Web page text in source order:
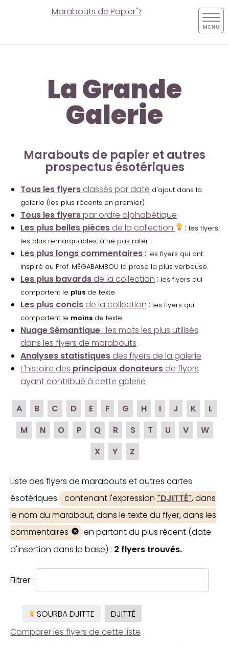
Marabouts de Papier">
La Grande
Galerie
Marabouts de papier et autres
prospectus ésotériques
Tous les flyers classés par date d'ajout dans la
galerie (les plus récents en premier)
Tous les flyerspar ordre alphabétique
Les plus belles pièces de la collection : les flyers
les plus remarquables, à ne pas rater !
Les plus longs commentaires : les flyers qui ont
inspiré au Prof. MÉGABAMBOU la prose la plus verbeuse.
Les plus bavards de la collection : les flyers qui
comportent le plus de texte.
Les plus concis de la collection : les flyers qui
comportent le moins de texte.
Nuage Sémantique : les mots les plus utilisés
dans les flyers de marabouts
Analyses statistiques des flyers de la galerie
L'histoire des principaux donateurs de flyers
ayant contribué à cette galerie
A B C D E F G H I J K
L
M
N O P Q R S T U V
W
X
Y Z
Liste des flyers de marabouts et autres cartes
ésotériques
contenant l'expression "DJITTÉ", dans
le nom du marabout, dans le texte du flyer, dans les
commentaires
en partant du plus récent (date
d'insertion dans la base) : 2 flyers trouvés.
Filtrer :
SOURBA DJITTE
DJITTÉ
Comparer les flyers de cette liste